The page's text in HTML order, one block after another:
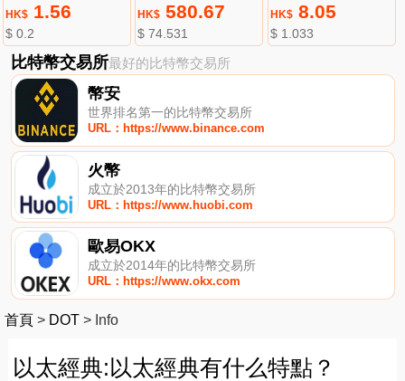
HK$1.56
$ 0.2
HK$ 580.67
$ 74.531
HK$8.05
$ 1.033
比特幣交易所最好的比特幣交易所
幣安
世界排名第一的比特幣交易所
URL：https://www.binance.com
火幣
成立於2013年的比特幣交易所
URL：https://www.huobi.com
歐易OKX
成立於2014年的比特幣交易所
URL：https://www.okx.com
首頁 > DOT > Info
以太經典:以太經典有什么特點？